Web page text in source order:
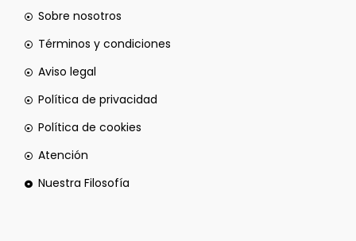
Sobre nosotros
Términos y condiciones
Aviso legal
Política de privacidad
Política de cookies
Atención
Nuestra Filosofía